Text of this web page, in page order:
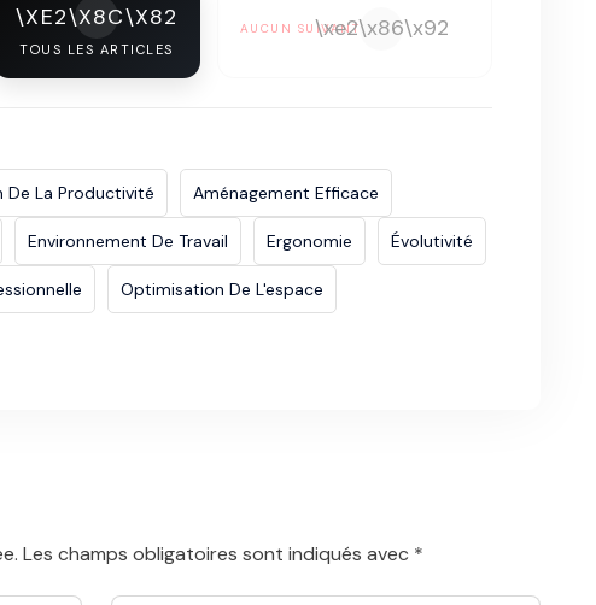
\XE2\X8C\X82
TOUS LES ARTICLES
AUCUN SUIVANT\xe2\x86\x92
De La Productivité Aménagement Efficace
Environnement De Travail Ergonomie Évolutivité
Optimisation De L'espace
Les champs obligatoires sont indiqués avec *